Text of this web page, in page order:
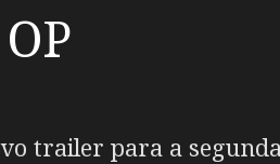
trailer para a